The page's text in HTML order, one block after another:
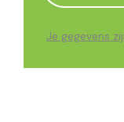
Je gegevens